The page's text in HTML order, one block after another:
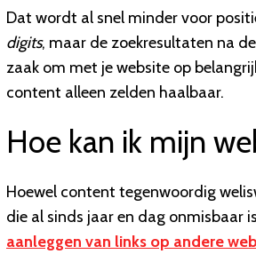
Dat wordt al snel minder voor
digits, maar de zoekresultaten na
zaak om met je website op
content alleen zelden haalbaar.
Hoe kan ik mijn
Hoewel content tegenwoordig
die al sinds jaar en dag onmisbaar
aanleggen van links op andere